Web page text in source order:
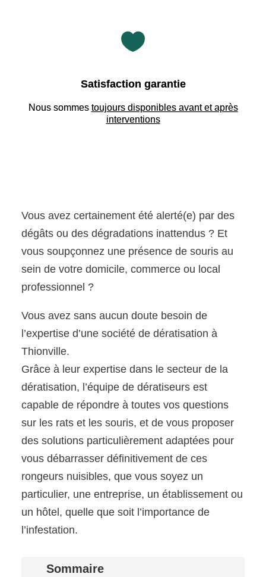

Satisfaction garantie
Nous sommes toujours disponibles avant et après
interventions
Vous avez certainement été alerté(e) par des
dégâts ou des dégradations inattendus ? Et
vous soupçonnez une présence de souris au
sein de votre domicile, commerce ou local
professionnel ?
Vous avez sans aucun doute besoin de
l’expertise d’une société de dératisation à
Thionville.
Grâce à leur expertise dans le secteur de la
dératisation, l’équipe de dératiseurs est
capable de répondre à toutes vos questions
sur les rats et les souris, et de vous proposer
des solutions particulièrement adaptées pour
vous débarrasser définitivement de ces
rongeurs nuisibles, que vous soyez un
particulier, une entreprise, un établissement ou
un hôtel, quelle que soit l’importance de
l’infestation.
Sommaire